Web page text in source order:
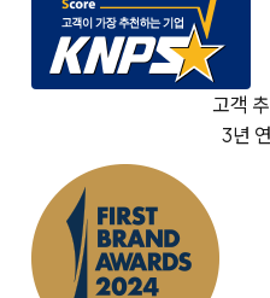
고객
3년